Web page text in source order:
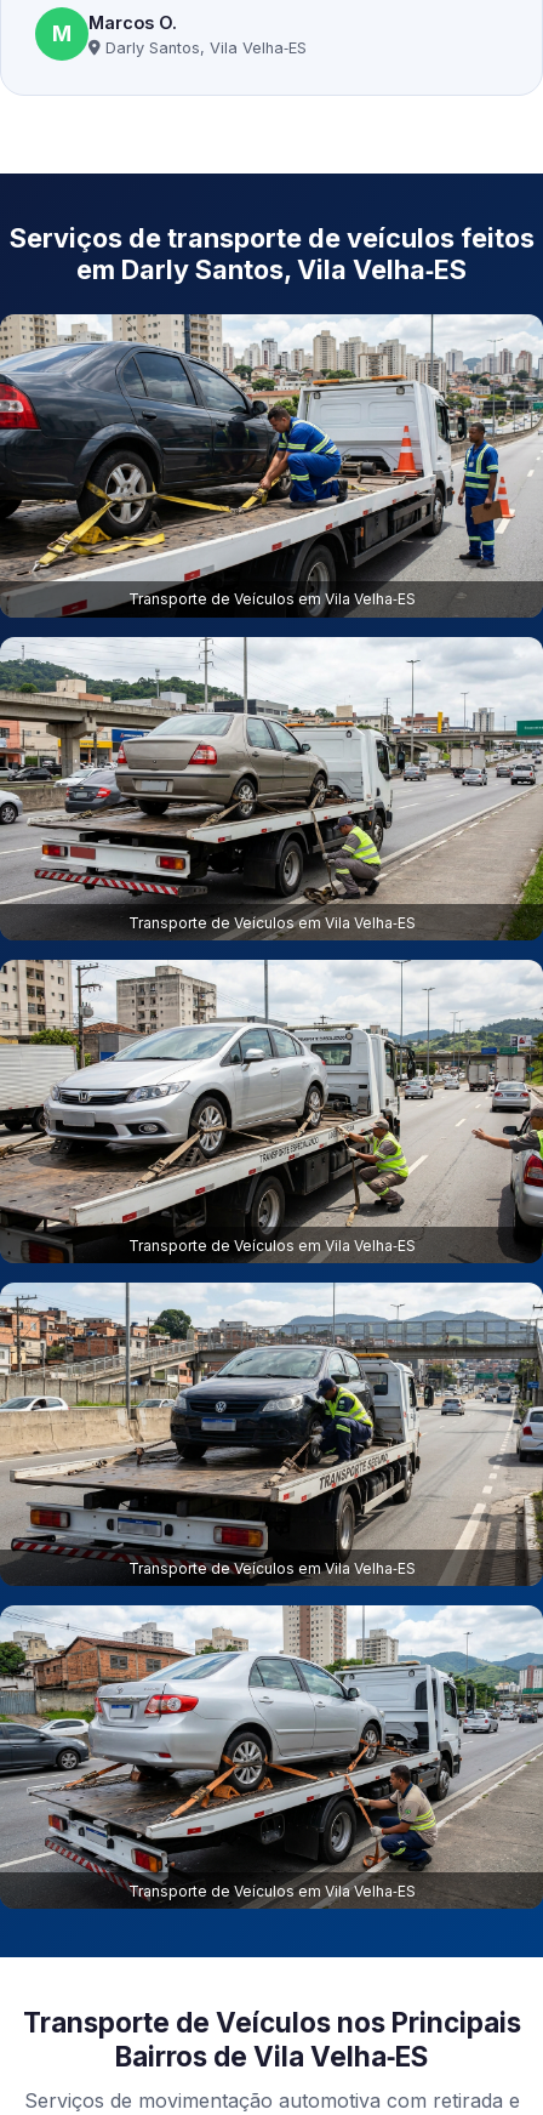
M Marcos O.
Darly Santos, Vila Velha‑ES
Serviços de transporte de veículos feitos
em Darly Santos, Vila Velha‑ES
Transporte de Veículos em Vila Velha‑ES
Transporte de Veículos em Vila Velha‑ES
Transporte de Veículos em Vila Velha‑ES
Transporte de Veículos em Vila Velha‑ES
Transporte de Veículos em Vila Velha‑ES
Transporte de Veículos nos Principais
Bairros de Vila Velha‑ES
Serviços de movimentação automotiva com retirada e